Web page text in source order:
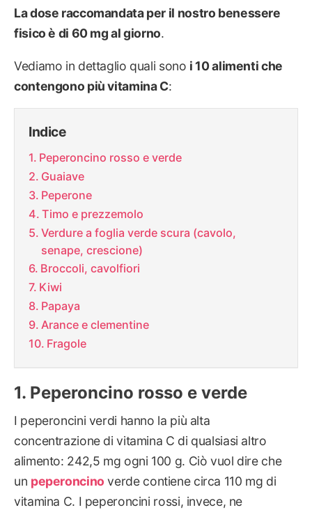
La dose raccomandata per il nostro benessere
fisico è di 60 mg al giorno.
Vediamo in dettaglio quali sono i 10 alimenti che
contengono più vitamina C:
Indice
Peperoncino rosso e verde
Guaiave
Peperone
Timo e prezzemolo
Verdure a foglia verde scura (cavolo,
senape, crescione)
Broccoli, cavolfiori
Kiwi
Papaya
Arance e clementine
Fragole
Peperoncino rosso e verde
I peperoncini verdi hanno la più alta
concentrazione di vitamina C di qualsiasi altro
alimento: 242,5 mg ogni 100 g. Ciò vuol dire che
un peperoncino verde contiene circa 110 mg di
vitamina C. I peperoncini rossi, invece, ne